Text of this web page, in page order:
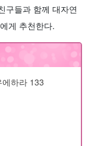
구들과 함께 대자연
게 추천한다.
하라 133